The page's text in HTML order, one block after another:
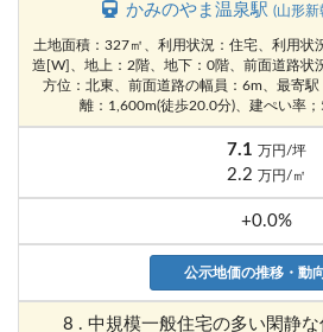
かみのやま温泉駅(山形新
土地面積：327㎡、利用状況：住宅、利用状
造[W]、地上：2階、地下：0階、前面道路状
方位：北東、前面道路の幅員：6m、最寄
離：1,600m(徒歩20.0分)、建ぺい率
7.1 万円/坪
2.2 万円/㎡
+0.0%
公示地価の推移・動
8 . 中規模一般住宅の多い閑静